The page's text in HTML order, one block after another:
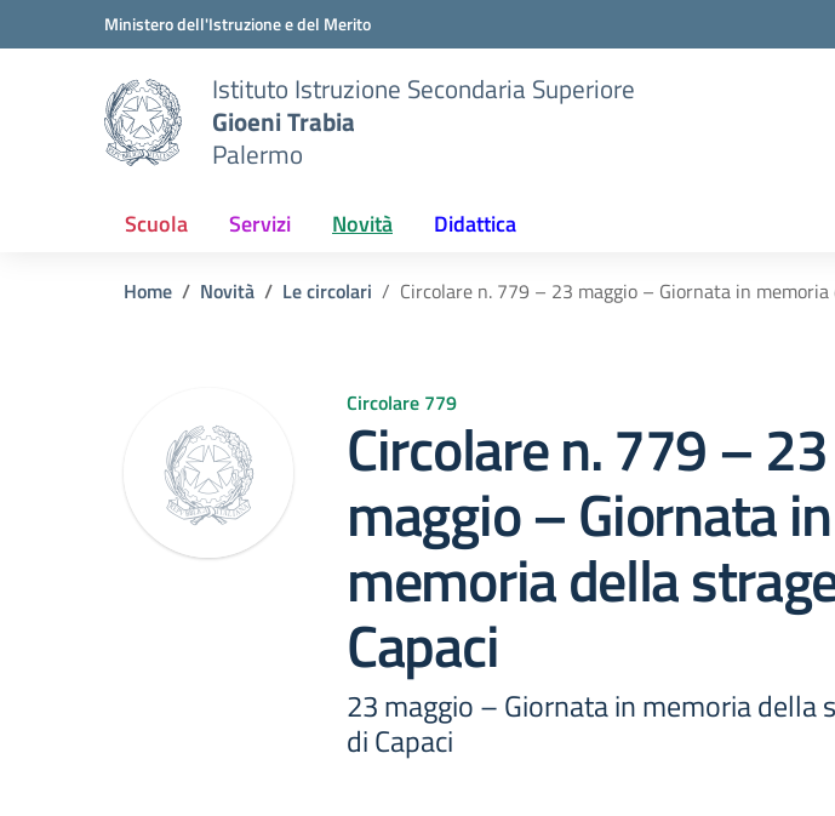
Vai ai contenuti
Vai al menu di navigazioneMinistero dell'Istruzione e del Merito
Istituto Istruzione Secondaria Superiore
Gioeni Trabia
Palermo
Scuola Servizi Novità Didattica
Home Novità Le circolari Circolare n. 779 – 23 maggio – Giornata in memoria
Circolare 779
Circolare n. 779 – 23
maggio – Giornata in
memoria della
Capaci
23 maggio – Giornata in memoria della
di Capaci